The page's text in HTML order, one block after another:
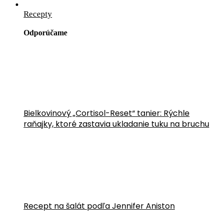
Recepty
Odporúčame
Bielkovinový „Cortisol-Reset“ tanier: Rýchle
raňajky, ktoré zastavia ukladanie tuku na bruchu
Recept na šalát podľa Jennifer Aniston